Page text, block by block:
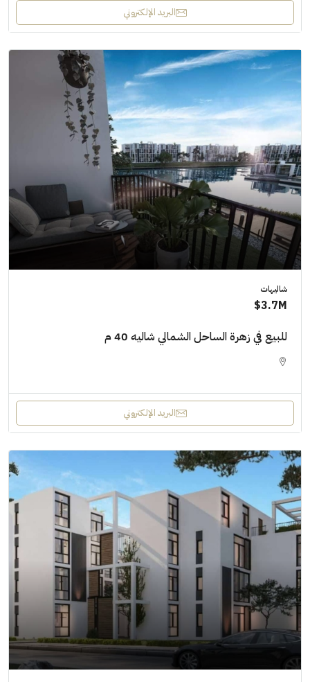
البريد الإلكتروني
شاليهات
3.7M$
للبيع في زهرة الساحل الشمالي شاليه 40 م
البريد الإلكتروني